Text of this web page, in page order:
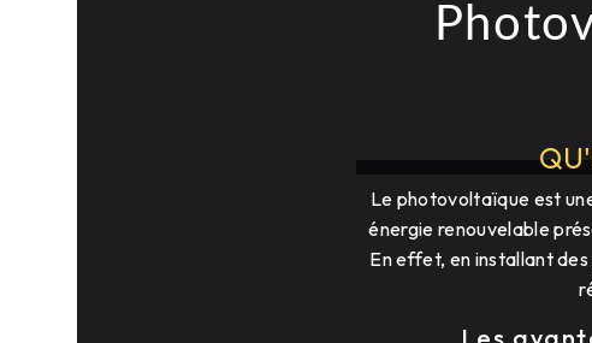
Le photovoltaïque est
énergie renouvelable
En effet, en installant